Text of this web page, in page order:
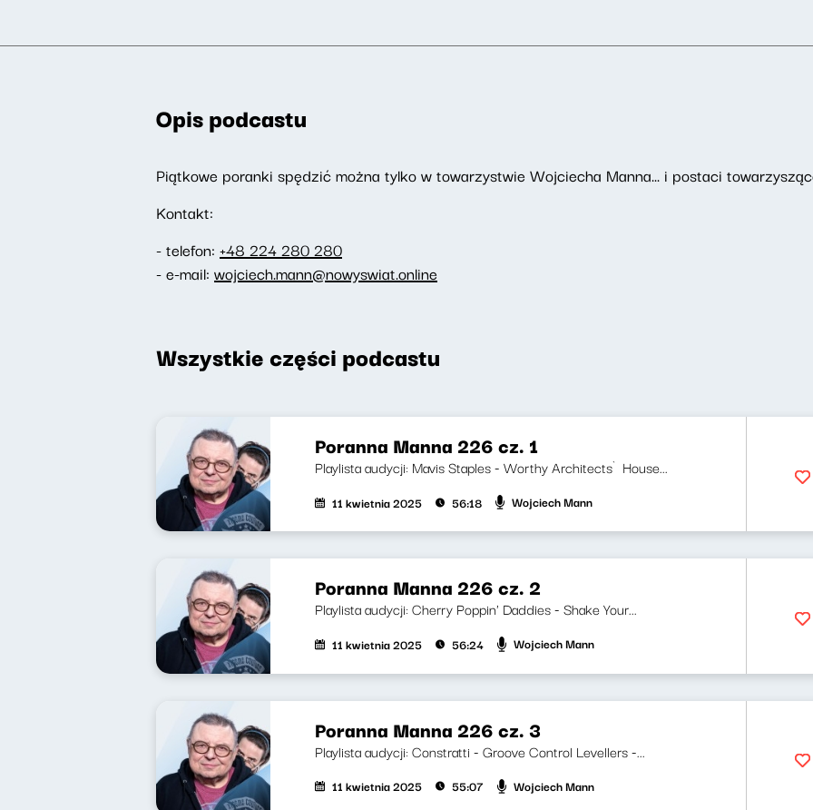
Opis podcastu
Piątkowe poranki spędzić można tylko w towarzystwie Wojciecha Manna... i postaci
Kontakt:
- telefon: +48 224 280 280
- e-mail: wojciech.mann@nowyswiat.online
Wszystkie części podcastu
Poranna Manna 226 cz. 1
Playlista audycji: Mavis Staples - Worthy Architects`House...
11 kwietnia 2025 56:18 Wojciech Mann
Poranna Manna 226 cz. 2
Playlista audycji: Cherry Poppin' Daddies - Shake Your...
11 kwietnia 2025 56:24 Wojciech Mann
Poranna Manna 226 cz. 3
Playlista audycji: Constratti - Groove Control Levellers -...
11 kwietnia 2025 55:07 Wojciech Mann